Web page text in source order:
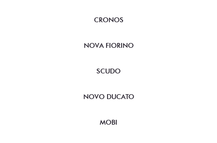
CRONOS
NOVA FIORINO
SCUDO
NOVO DUCATO
MOBI